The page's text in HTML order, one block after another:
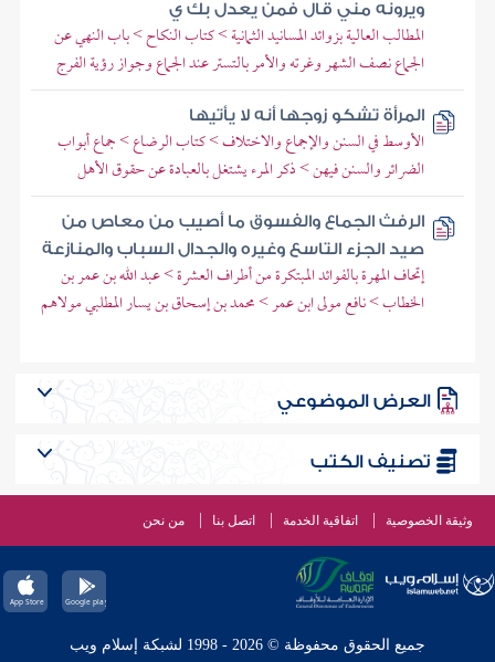
ويرونه مني قال فمن يعدل بك ي
المطالب العالية بزوائد المسانيد الثمانية > كتاب النكاح > باب النهي عن
الجماع نصف الشهر وغرته والأمر بالتستر عند الجماع وجواز رؤية الفرج
المرأة تشكو زوجها أنه لا يأتيها
الأوسط في السنن والإجماع والاختلاف > كتاب الرضاع > جماع أبواب
الضرائر والسنن فيهن > ذكر المرء يشتغل بالعبادة عن حقوق الأهل
الرفث الجماع والفسوق ما أصيب من معاص من
صيد الجزء التاسع وغيره والجدال السباب والمنازعة
إتحاف المهرة بالفوائد المبتكرة من أطراف العشرة > عبد الله بن عمر بن
الخطاب > نافع مولى ابن عمر > محمد بن إسحاق بن يسار المطلبي مولاهم
العرض الموضوعي
تصنيف الكتب
وثيقة الخصوصية اتفاقية الخدمة اتصل بنا من نحن
جميع الحقوق محفوظة © 2026 - 1998 لشبكة إسلام ويب